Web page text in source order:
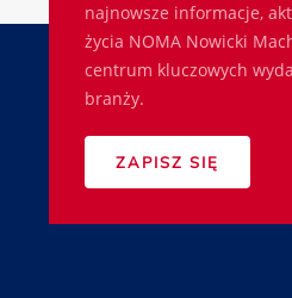
najnowsze informacje,
życia NOMA Nowicki
centrum kluczowych
branży.
ZAPISZ SIĘ